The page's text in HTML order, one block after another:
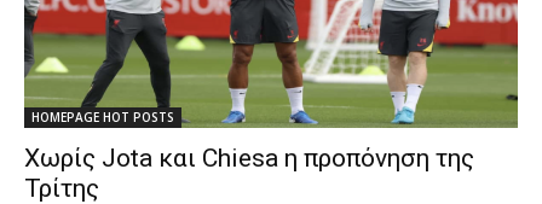
HOMEPAGE HOT POSTS
Χωρίς Jota και Chiesa η προπόνηση της
Τρίτης